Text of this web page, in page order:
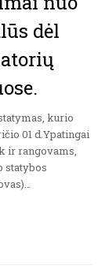
dėl
kurio
01 d.Ypatingai
ir rangovams,
statybos